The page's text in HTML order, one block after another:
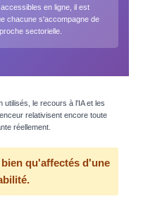
en ligne, il est
chacune s'accompagne de
sectorielle.
utilisés, le recours à l'IA et les
relativisent encore toute
réellement.
qu'affectés d'une